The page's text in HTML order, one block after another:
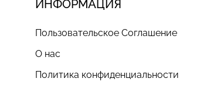
ИНФОРМАЦИЯ
Пользовательское Соглашение
О нас
Политика конфиденциальности